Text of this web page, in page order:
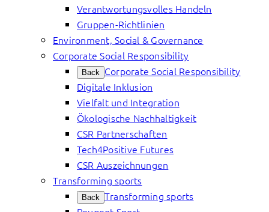
Verantwortungsvolles Handeln
Gruppen-Richtlinien
Environment, Social & Governance
Corporate Social Responsibility
Back Corporate Social Responsibility
Digitale Inklusion
Vielfalt und Integration
Ökologische Nachhaltigkeit
CSR Partnerschaften
Tech4Positive Futures
CSR Auszeichnungen
Transforming sports
Back Transforming sports